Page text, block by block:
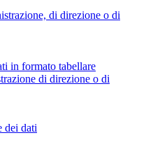
di direzione o di
in formato tabellare
di direzione o di
dei dati